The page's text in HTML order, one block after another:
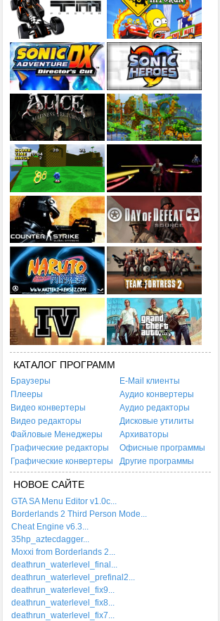
КАТАЛОГ ПРОГРАММ
Браузеры
E-Mail клиенты
Плееры
Аудио конвертеры
Видео конвертеры
Аудио редакторы
Видео редакторы
Дисковые утилиты
Файловые Менеджеры
Архиваторы
Графические редакторы
Офисные программы
Графические конвертеры
Другие программы
НОВОЕ САЙТЕ
GTA SA Menu Editor v1.0c...
Borderlands 2 Third Person Mode...
Cheat Engine v6.3...
35hp_aztecdagger...
Moxxi from Borderlands 2...
deathrun_waterlevel_final...
deathrun_waterlevel_prefinal2...
deathrun_waterlevel_fix9...
deathrun_waterlevel_fix8...
deathrun_waterlevel_fix7...